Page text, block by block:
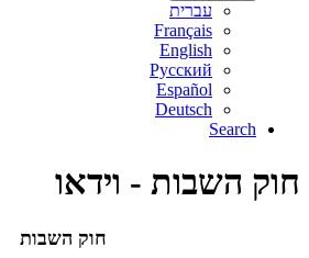
עברית
Français
English
Русский
Español
Deutsch
Search
חוק השבות - וידאו
חוק השבות